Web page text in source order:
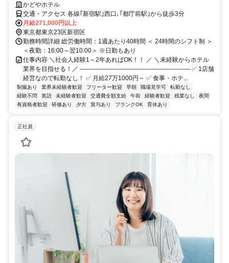
かどやホテル
交通・アクセス 各線｢新宿駅｣西口､｢都庁前駅｣から徒歩3分
月給271,000円以上
東京都東京23区新宿区
勤務時間詳細 総労働時間：1週あたり40時間 ＜ 24時間のシフト制 ＞
＜夜勤：16:00～翌10:00＞ ※日勤もあり
仕事内容 ＼社会人経験1～2年あればOK！！ ／ ＼未経験からホテル
業界を目指せる！／ ―――――――――――――――――― ✅ 1店舗
経営なので転勤なし！ ✅ 月給27万1000円～ ✅ 食事・ホテ...
制服あり 業界未経験者歓迎 フリーター歓迎 早朝 職場見学可
転勤なし
経験不問
英語 未経験者歓迎 交通費全額支給 午前 経験者歓迎 残業なし
夜間
有資格者歓迎
研修あり 夕方 賞与あり ブランクOK 育休あり
正社員